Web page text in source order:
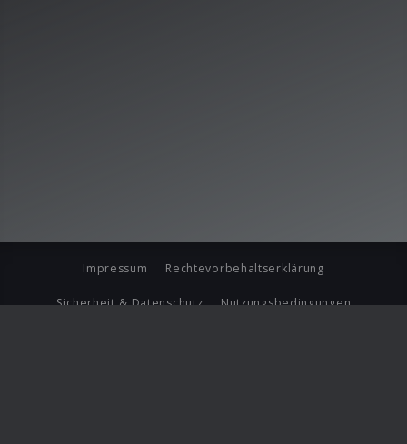
Impressum Rechtevorbehaltserklärung
Sicherheit & Datenschutz Nutzungsbedingungen